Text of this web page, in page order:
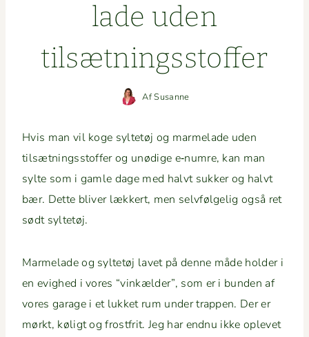
lade uden
tilsætningsstoffer
AfSusanne
Hvis man vil koge syl­tetøj og marme­lade uden
tilsæt­ningsstof­fer og unødi­ge e‑numre, kan man
sylte som i gam­le dage med halvt sukker og halvt
bær. Dette bliv­er lækkert, men selvføl­gelig også ret
sødt syltetøj.
Marme­lade og syl­tetøj lavet på denne måde hold­er i
en evighed i vores “vinkælder”, som er i bun­den af
vores garage i et lukket rum under trap­pen. Der er
mørkt, køligt og frost­frit. Jeg har end­nu ikke oplevet